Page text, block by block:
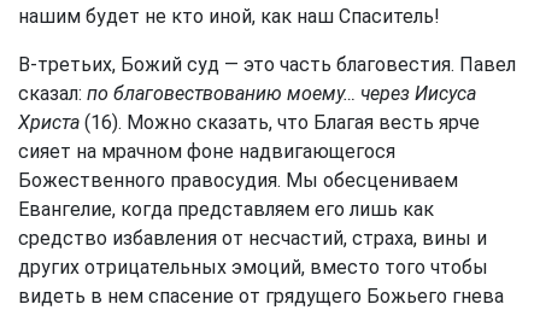
нашим будет не кто иной, как наш Спаситель!
В-третьих, Божий суд — это часть благовестия. Павел
сказал: по благовествованию моему… через Иисуса
Христа (16). Можно сказать, что Благая весть ярче
сияет на мрачном фоне надвигающегося
Божественного правосудия. Мы обесцениваем
Евангелие, когда представляем его лишь как
средство избавления от несчастий, страха, вины и
других отрицательных эмоций, вместо того чтобы
видеть в нем спасение от грядущего Божьего гнева